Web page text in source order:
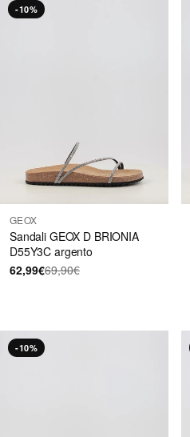
-10%
GEOX
Sandali GEOX D BRIONIA
D55Y3C argento
62,99€69,90€
-10%